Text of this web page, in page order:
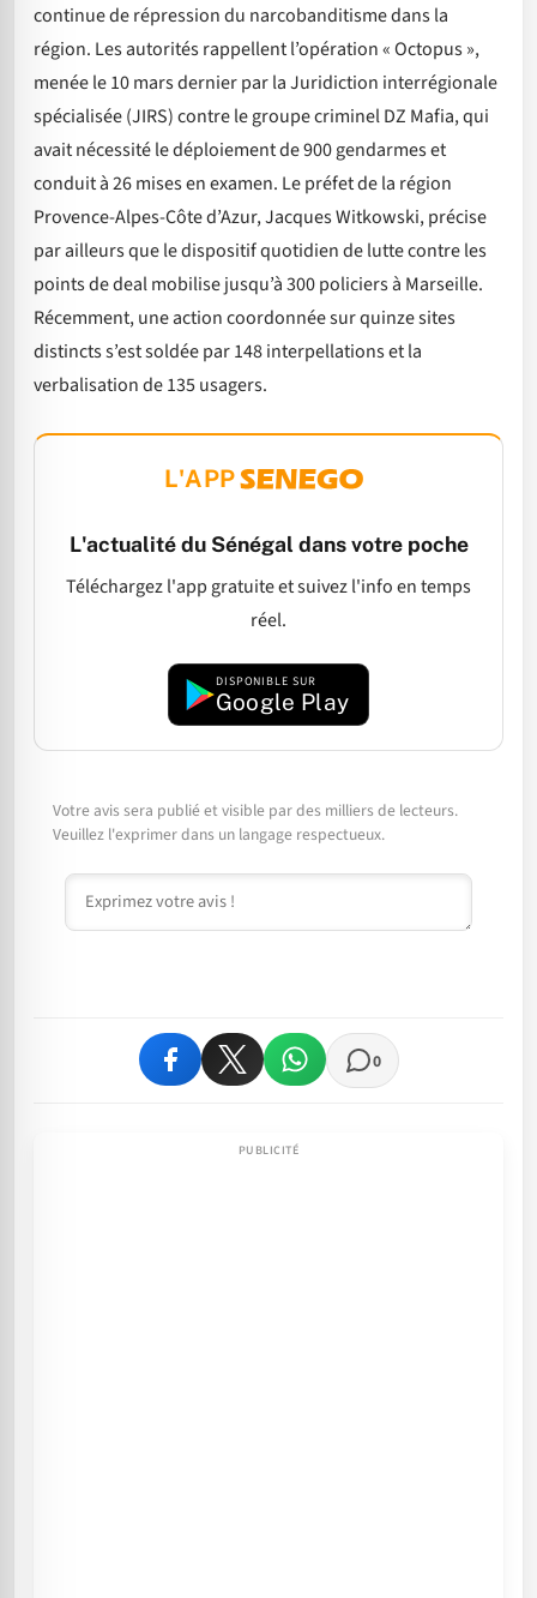
continue de répression du narcobanditisme dans la
région. Les autorités rappellent l’opération « Octopus »,
menée le 10 mars dernier par la Juridiction interrégionale
spécialisée (JIRS) contre le groupe criminel DZ Mafia, qui
avait nécessité le déploiement de 900 gendarmes et
conduit à 26 mises en examen. Le préfet de la région
Provence-Alpes-Côte d’Azur, Jacques Witkowski, précise
par ailleurs que le dispositif quotidien de lutte contre les
points de deal mobilise jusqu’à 300 policiers à Marseille.
Récemment, une action coordonnée sur quinze sites
distincts s’est soldée par 148 interpellations et la
verbalisation de 135 usagers.
L'APP
L'actualité du Sénégal dans votre poche
Téléchargez l'app gratuite et suivez l'info en temps
réel.
DISPONIBLE SUR
Google Play
Votre avis sera publié et visible par des milliers de lecteurs.
Veuillez l'exprimer dans un langage respectueux.
Commentaire
0